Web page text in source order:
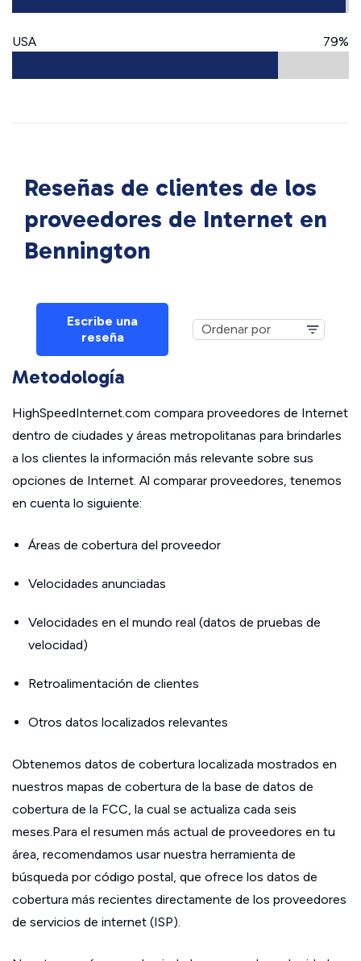
USA 79%
Reseñas de clientes de los
proveedores de Internet en
Bennington
Escribe una
reseña
Metodología
HighSpeedInternet.com compara proveedores de Internet
dentro de ciudades y áreas metropolitanas para brindarles
a los clientes la información más relevante sobre sus
opciones de Internet. Al comparar proveedores, tenemos
en cuenta lo siguiente:
Áreas de cobertura del proveedor
Velocidades anunciadas
Velocidades en el mundo real (datos de pruebas de
velocidad)
Retroalimentación de clientes
Otros datos localizados relevantes
Obtenemos datos de cobertura localizada mostrados en
nuestros mapas de cobertura de la base de datos de
cobertura de la FCC, la cual se actualiza cada seis
meses.Para el resumen más actual de proveedores en tu
área, recomendamos usar nuestra herramienta de
búsqueda por código postal, que ofrece los datos de
cobertura más recientes directamente de los proveedores
de servicios de internet (ISP).